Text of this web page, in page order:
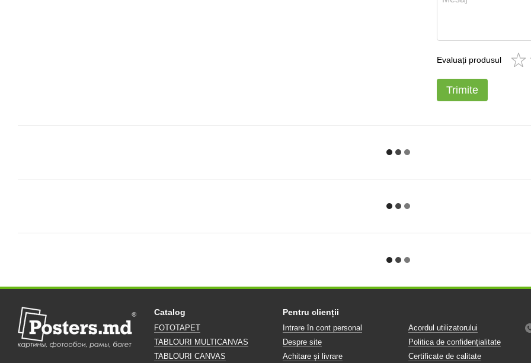
Evaluați produsul
Trimite
Catalog
FOTOTAPET
TABLOURI MULTICANVAS
TABLOURI CANVAS
Pentru clienții
Intrare în cont personal
Despre site
Achitare și livrare
Acordul utilizatorului
Politica de confidențialitate
Certificate de calitate